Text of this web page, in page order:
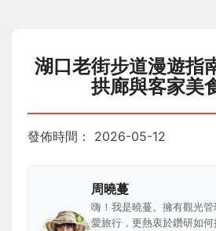
湖口老街步道漫遊指
拱廊與客家美
發佈時間： 2026-05-12
周曉蔓
嗨！我是曉蔓。擁有觀光
愛旅行，更熱衷於鑽研如